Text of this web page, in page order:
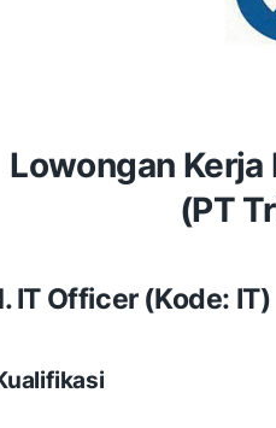
Lowongan
(PT
IT Officer (Kode: IT)